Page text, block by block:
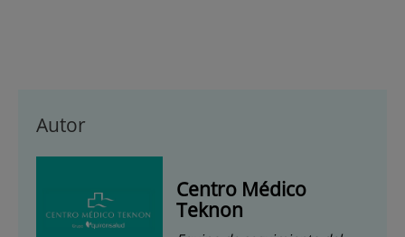
Autor
Centro Médico
Teknon